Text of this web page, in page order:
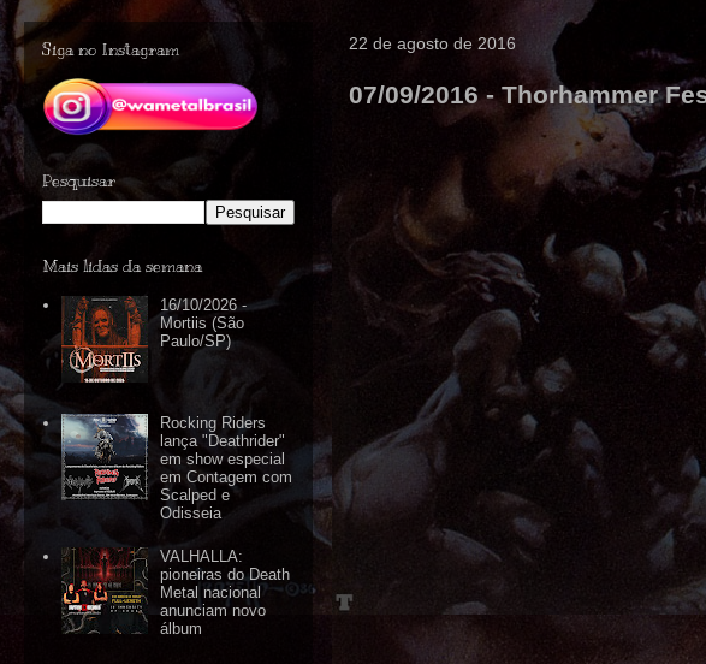
22 de agosto de 2016
07/09/2016 - Thorhammer
Siga no Instagram
Pesquisar
Mais lidas da semana
16/10/2026 -
Mortiis (São
Paulo/SP)
Rocking Riders
lança "Deathrider"
em show especial
em Contagem com
Scalped e
Odisseia
VALHALLA:
pioneiras do Death
Metal nacional
anunciam novo
álbum